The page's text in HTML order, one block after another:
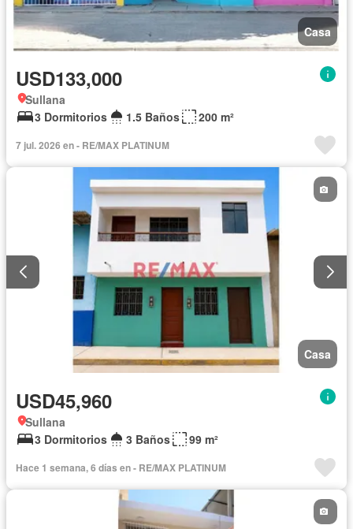
Casa
USD133,000
Sullana
3 Dormitorios
1.5 Baños 200 m²
7 jul. 2026 en - RE/MAX PLATINUM
Casa
USD45,960
Sullana
3 Dormitorios
3 Baños 99 m²
Hace 1 semana, 6 días en - RE/MAX PLATINUM